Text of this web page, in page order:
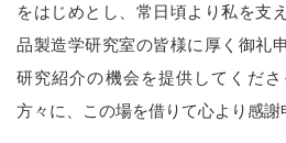
をはじめとし、常日頃より私を支
品製造学研究室の皆様に厚く御礼
研究紹介の機会を提供してくだ
方々に、この場を借りて心より感謝